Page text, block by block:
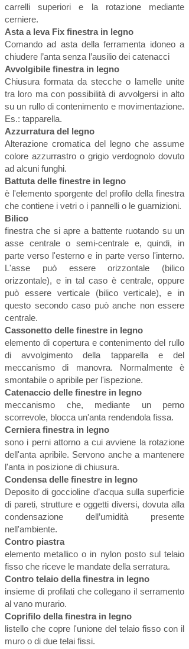
carrelli superiori e la rotazione mediante
cerniere.
Asta a leva Fix finestra in legno
Comando ad asta della ferramenta idoneo a
chiudere l’anta senza l’ausilio dei catenacci
Avvolgibile finestra in legno
Chiusura formata da stecche o lamelle unite
tra loro ma con possibilità di avvolgersi in alto
su un rullo di contenimento e movimentazione.
Es.: tapparella.
Azzurratura del legno
Alterazione cromatica del legno che assume
colore azzurrastro o grigio verdognolo dovuto
ad alcuni funghi.
Battuta delle finestre in legno
è l'elemento sporgente del profilo della finestra
che contiene i vetri o i pannelli o le guarnizioni.
Bilico
finestra che si apre a battente ruotando su un
asse centrale o semi-centrale e, quindi, in
parte verso l'esterno e in parte verso l'interno.
L'asse può essere orizzontale (bilico
orizzontale), e in tal caso è centrale, oppure
può essere verticale (bilico verticale), e in
questo secondo caso può anche non essere
centrale.
Cassonetto delle finestre in legno
elemento di copertura e contenimento del rullo
di avvolgimento della tapparella e del
meccanismo di manovra. Normalmente è
smontabile o apribile per l'ispezione.
Catenaccio delle finestre in legno
meccanismo che, mediante un perno
scorrevole, blocca un'anta rendendola fissa.
Cerniera finestra in legno
sono i perni attorno a cui avviene la rotazione
dell'anta apribile. Servono anche a mantenere
l'anta in posizione di chiusura.
Condensa delle finestre in legno
Deposito di goccioline d’acqua sulla superficie
di pareti, strutture e oggetti diversi, dovuta alla
condensazione dell’umidità presente
nell'ambiente.
Contro piastra
elemento metallico o in nylon posto sul telaio
fisso che riceve le mandate della serratura.
Contro telaio della finestra in legno
insieme di profilati che collegano il serramento
al vano murario.
Coprifilo della finestra in legno
listello che copre l'unione del telaio fisso con il
muro o di due telai fissi.